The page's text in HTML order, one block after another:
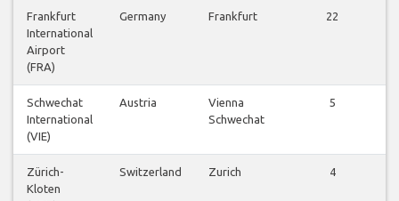
Frankfurt
International
Airport
(FRA)
Germany Frankfurt 22
Schwechat
International
(VIE)
Austria
Vienna
Schwechat
5
Zürich-
Kloten
Switzerland Zurich 4